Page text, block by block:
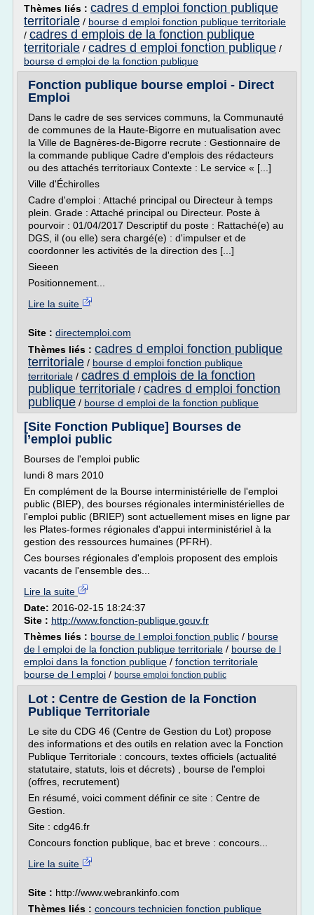
Thèmes liés : cadres d emploi fonction publique
territoriale / bourse d emploi fonction publique territoriale
/ cadres d emplois de la fonction publique
territoriale / cadres d emploi fonction publique /
bourse d emploi de la fonction publique
Fonction publique bourse emploi - Direct
Emploi
Dans le cadre de ses services communs, la Communauté
de communes de la Haute-Bigorre en mutualisation avec
la Ville de Bagnères-de-Bigorre recrute : Gestionnaire de
la commande publique Cadre d'emplois des rédacteurs
ou des attachés territoriaux Contexte : Le service « [...]
Ville d'Échirolles
Cadre d'emploi : Attaché principal ou Directeur à temps
plein. Grade : Attaché principal ou Directeur. Poste à
pourvoir : 01/04/2017 Descriptif du poste : Rattaché(e) au
DGS, il (ou elle) sera chargé(e) : d'impulser et de
coordonner les activités de la direction des [...]
Sieeen
Positionnement...
Lire la suite
Site : directemploi.com
Thèmes liés : cadres d emploi fonction publique
territoriale / bourse d emploi fonction publique
territoriale / cadres d emplois de la fonction
publique territoriale / cadres d emploi fonction
publique / bourse d emploi de la fonction publique
[Site Fonction Publique] Bourses de
l’emploi public
Bourses de l'emploi public
lundi 8 mars 2010
En complément de la Bourse interministérielle de l'emploi
public (BIEP), des bourses régionales interministérielles de
l'emploi public (BRIEP) sont actuellement mises en ligne par
les Plates-formes régionales d'appui interministériel à la
gestion des ressources humaines (PFRH).
Ces bourses régionales d'emplois proposent des emplois
vacants de l'ensemble des...
Lire la suite
Date: 2016-02-15 18:24:37
Site : http://www.fonction-publique.gouv.fr
Thèmes liés : bourse de l emploi fonction public / bourse
de l emploi de la fonction publique territoriale / bourse de l
emploi dans la fonction publique / fonction territoriale
bourse de l emploi / bourse emploi fonction public
Lot : Centre de Gestion de la Fonction
Publique Territoriale
Le site du CDG 46 (Centre de Gestion du Lot) propose
des informations et des outils en relation avec la Fonction
Publique Territoriale : concours, textes officiels (actualité
statutaire, statuts, lois et décrets) , bourse de l'emploi
(offres, recrutement)
En résumé, voici comment définir ce site : Centre de
Gestion.
Site : cdg46.fr
Concours fonction publique, bac et breve : concours...
Lire la suite
Site : http://www.webrankinfo.com
Thèmes liés : concours technicien fonction publique